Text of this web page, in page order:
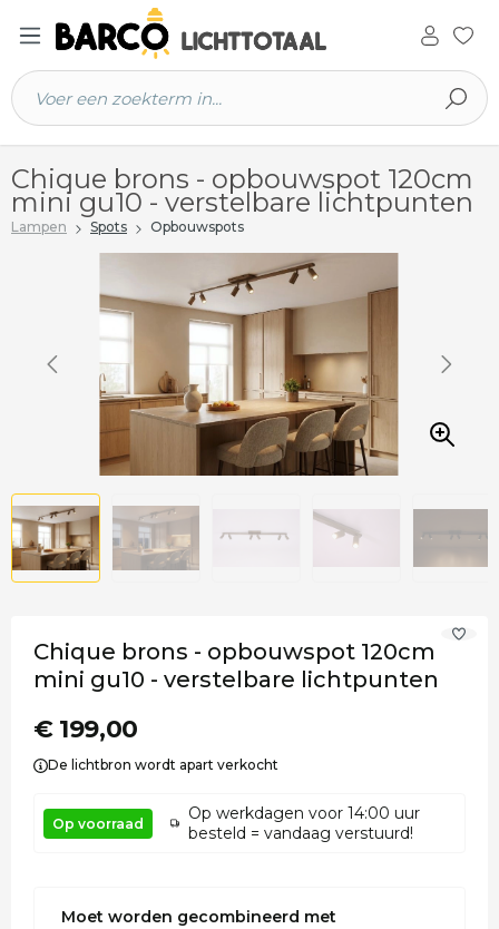
hoofdinhoud
Chique brons - opbouwspot 120cm
mini gu10 - verstelbare lichtpunten
Lampen Spots Opbouwspots
Chique brons - opbouwspot 120cm
mini gu10 - verstelbare lichtpunten
€ 199,00
De lichtbron wordt apart verkocht
Op voorraad
Op werkdagen voor 14:00 uur
besteld = vandaag verstuurd!
Moet worden gecombineerd met